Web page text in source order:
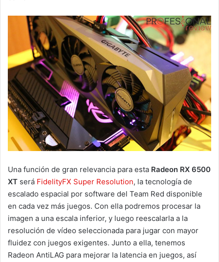
Una función de gran relevancia para esta Radeon RX 6500
XT será FidelityFX Super Resolution, la tecnología de
escalado espacial por software del Team Red disponible
en cada vez más juegos. Con ella podremos procesar la
imagen a una escala inferior, y luego reescalarla a la
resolución de vídeo seleccionada para jugar con mayor
fluidez con juegos exigentes. Junto a ella, tenemos
Radeon AntiLAG para mejorar la latencia en juegos, así